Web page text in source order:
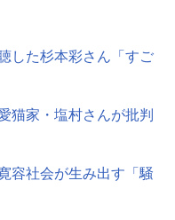
した杉本彩さん「すご
猫家・塩村さんが批判
容社会が生み出す「騒